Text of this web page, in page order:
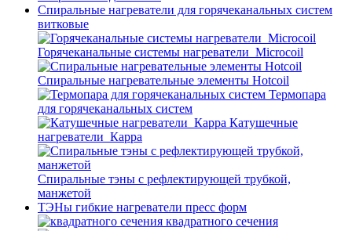
Спиральные нагреватели для горячеканальных систем
витковые
Горячеканальные системы нагреватели_Microcoil
Спиральные нагревательные элементы Hotcoil
Термопара
для горячеканальных систем
Катушечные
нагреватели_Карра
Спиральные тэны с рефлектирующей трубкой,
манжетой
ТЭНы гибкие нагреватели пресс форм
квадратного сечения